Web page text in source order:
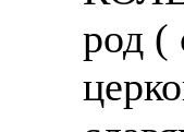
род (